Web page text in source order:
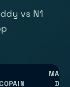
vs N1
COPAIN
MAUX
DE